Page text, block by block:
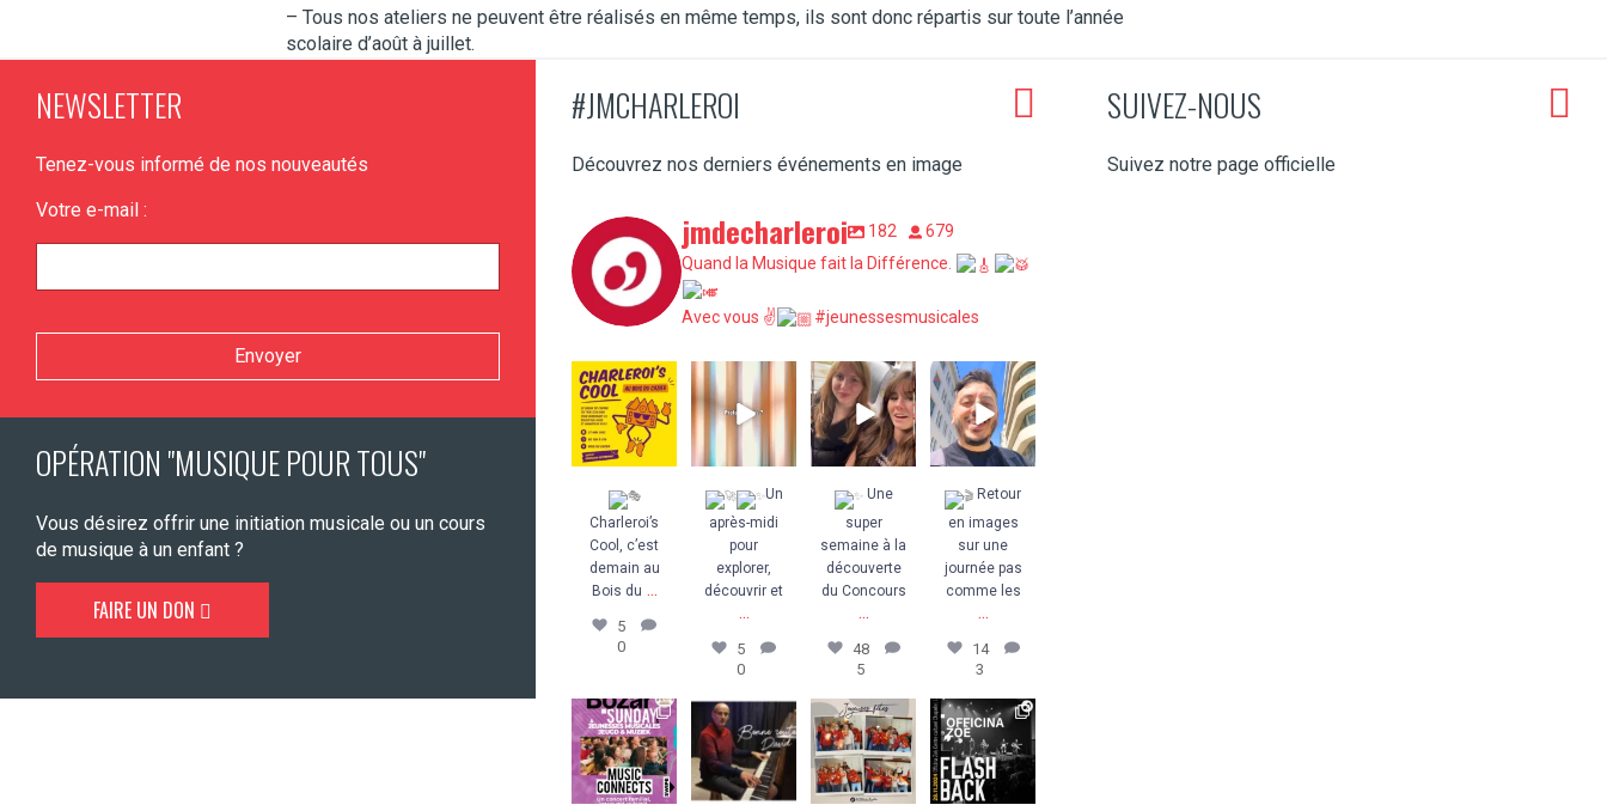
– Tous nos ateliers ne peuvent être réalisés en même temps, ils sont donc répartis sur toute l’année
scolaire d’août à juillet.
NEWSLETTER
Tenez-vous informé de nos nouveautés
Votre e-mail :
Veuillez laisser ce champ vide.
OPÉRATION "MUSIQUE POUR TOUS"
Vous désirez offrir une initiation musicale ou un cours
de musique à un enfant ?
FAIRE UN DON
#JMCHARLEROI
Découvrez nos derniers événements en image
jmdecharleroi 182
679
Quand la Musique fait la Différence.
Avec vous ✌ #jeunessesmusicales
Charleroi’s
Cool, c’est
demain au Bois
du...
5 0
Charleroi’s
Cool, c’est
demain au
Bois du ...
5
0
Un
après-midi pour
explorer,
5 0
Un
après-midi
pour
explorer,
découvrir et
...
5
0
Une super
semaine à la
découverte du
Concours...
48 5
Une
super
semaine à la
découverte
du Concours
...
48
5
Retour en
images sur une
journée pas
comme les...
14 3
Retour
en images
sur une
journée pas
comme les
...
14
3
#MUSICCONNE
CTS : un
concert
comme vous
n`en avez...
Aujourd`hui,
nous disons
bonne route à
notre...
7 0
𝗧𝗼𝘂𝘁𝗲
𝗹`𝗲́𝗾𝘂𝗶𝗽𝗲 𝗱𝗲𝘀
𝗝𝗠 𝗱𝗲...
12 0
Retour en
photos sur
notre les
concerts
...
5 0
SUIVEZ-NOUS
Suivez notre page officielle